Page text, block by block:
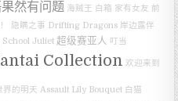
然有问题 海贼王 白箱 家有女友 前
隐瞒之事 Drifting Dragons 岸边露伴
School Juliet 超级赛亚人 叮当
Collection 欢迎来到
界的明天 Assault Lily Bouquet 白猫